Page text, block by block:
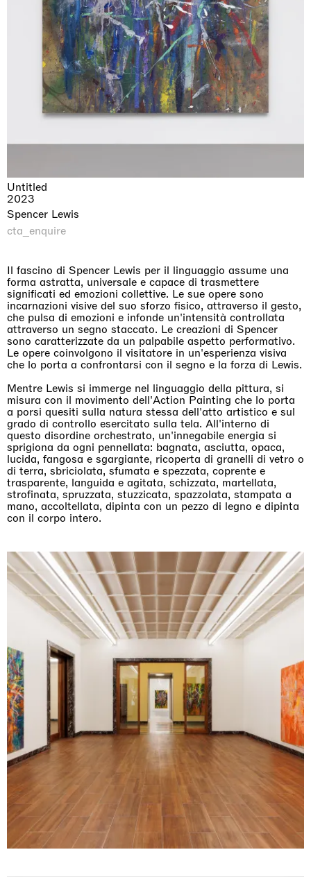
Untitled
2023
Spencer Lewis
cta_enquire
Il fascino di Spencer Lewis per il linguaggio assume una
forma astratta, universale e capace di trasmettere
significati ed emozioni collettive. Le sue opere sono
incarnazioni visive del suo sforzo fisico, attraverso il gesto,
che pulsa di emozioni e infonde un'intensità controllata
attraverso un segno staccato. Le creazioni di Spencer
sono caratterizzate da un palpabile aspetto performativo.
Le opere coinvolgono il visitatore in un'esperienza visiva
che lo porta a confrontarsi con il segno e la forza di Lewis.
Mentre Lewis si immerge nel linguaggio della pittura, si
misura con il movimento dell'Action Painting che lo porta
a porsi quesiti sulla natura stessa dell'atto artistico e sul
grado di controllo esercitato sulla tela. All'interno di
questo disordine orchestrato, un'innegabile energia si
sprigiona da ogni pennellata: bagnata, asciutta, opaca,
lucida, fangosa e sgargiante, ricoperta di granelli di vetro o
di terra, sbriciolata, sfumata e spezzata, coprente e
trasparente, languida e agitata, schizzata, martellata,
strofinata, spruzzata, stuzzicata, spazzolata, stampata a
mano, accoltellata, dipinta con un pezzo di legno e dipinta
con il corpo intero.